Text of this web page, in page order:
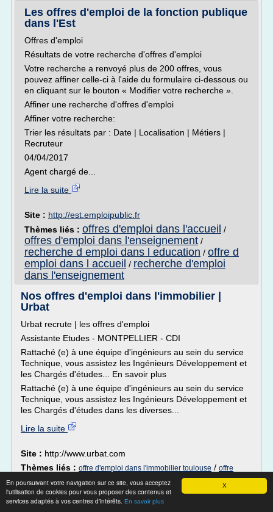
X
En poursuivant votre navigation sur ce site, vous acceptez
l'utilisation de cookies pour vous proposer des contenus et
services adaptés à vos centres d'intérêts. En savoir plus
Les offres d'emploi de la fonction publique
dans l'Est
Offres d'emploi
Résultats de votre recherche d'offres d'emploi
Votre recherche a renvoyé plus de 200 offres, vous
pouvez affiner celle-ci à l'aide du formulaire ci-dessous ou
en cliquant sur le bouton « Modifier votre recherche ».
Affiner une recherche d'offres d'emploi
Affiner votre recherche:
Trier les résultats par : Date | Localisation | Métiers |
Recruteur
04/04/2017
Agent chargé de...
Lire la suite
Site : http://est.emploipublic.fr
Thèmes liés : offres d'emploi dans l'accueil /
offres d'emploi dans l'enseignement /
recherche d emploi dans l education / offre d
emploi dans l accueil / recherche d'emploi
dans l'enseignement
Nos offres d'emploi dans l'immobilier |
Urbat
Urbat recrute | les offres d'emploi
Assistante Etudes - MONTPELLIER - CDI
Rattaché (e) à une équipe d'ingénieurs au sein du service
Technique, vous assistez les Ingénieurs Développement et
les Chargés d'études... En savoir plus
Rattaché (e) à une équipe d'ingénieurs au sein du service
Technique, vous assistez les Ingénieurs Développement et
les Chargés d'études dans les diverses...
Lire la suite
Site : http://www.urbat.com
Thèmes liés : offre d'emploi dans l'immobilier toulouse / offre
d'emploi dans l'immobilier lyon
offre d'emploi dans
l'immobilier/offre d emploi dans l immobilier
d'emploi promoteur immobilier montpellier